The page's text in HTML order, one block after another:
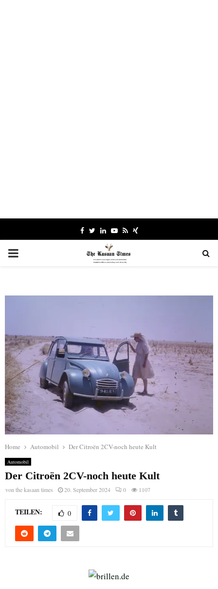
Facebook
TwitterLinkedinYoutube
RssXing
PRIMARY
Home Automobil Der Citroën 2CV-noch heute Kult
Automobil
Der Citroën 2CV-noch heute Kult
vonthe kasaan times 20. September 2024 0 1107
TEILEN: 0